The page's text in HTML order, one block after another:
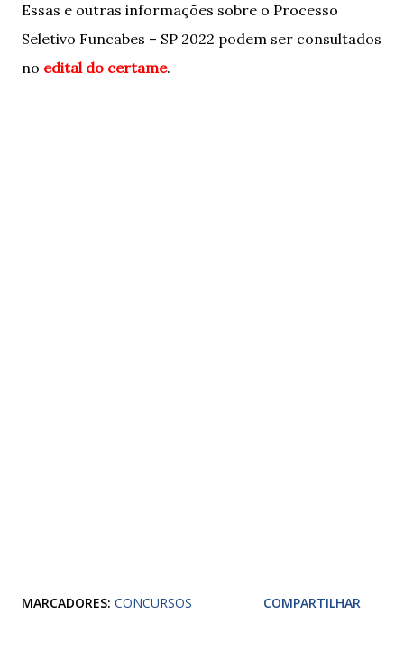
Essas e outras informações sobre o Processo
Seletivo Funcabes – SP 2022 podem ser consultados
no edital do certame.
MARCADORES: CONCURSOS COMPARTILHAR